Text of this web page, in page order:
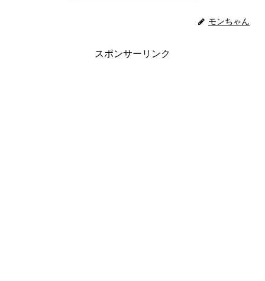
モンちゃん
スポンサーリンク